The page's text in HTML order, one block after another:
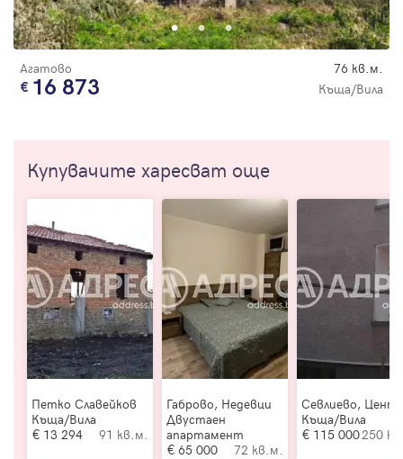
Агатово 76 кв.м.
16 873 Къща/Вила
Купувачите харесват още
Петко Славейков
Къща/Вила
13 294
91 кв.м.
Габрово, Недевци
Двустаен
апартамент
65 000
72 кв.м.
Севлиево,
Къща/Вила
115 000250